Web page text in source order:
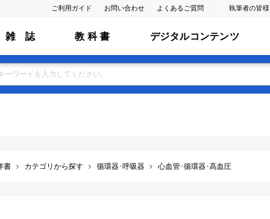
ご利用ガイド お問い合わせ よくあるご質問 執筆者の皆様
雑 誌 教 科 書 デジタルコンテンツ
書 カテゴリから探す 循環器･呼吸器 心血管･循環器･高血圧